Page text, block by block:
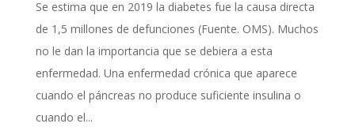
Se estima que en 2019 la diabetes fue la causa directa
de 1,5 millones de defunciones (Fuente. OMS). Muchos
no le dan la importancia que se debiera a esta
enfermedad. Una enfermedad crónica que aparece
cuando el páncreas no produce suficiente insulina o
cuando el...